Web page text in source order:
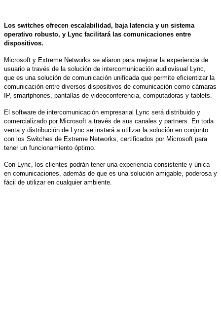
Los switches ofrecen escalabilidad, baja latencia y un sistema
operativo robusto, y Lync facilitará las comunicaciones entre
dispositivos.
Microsoft y Extreme Networks se aliaron para mejorar la experiencia de
usuario a través de la solución de intercomunicación audiovisual Lync,
que es una solución de comunicación unificada que permite eficientizar la
comunicación entre diversos dispositivos de comunicación como cámaras
IP, smartphones, pantallas de videoconferencia, computadoras y tablets.
El software de intercomunicación empresarial Lync será distribuido y
comercializado por Microsoft a través de sus canales y partners. En toda
venta y distribución de Lync se instará a utilizar la solución en conjunto
con los Switches de Extreme Networks, certificados por Microsoft para
tener un funcionamiento óptimo.
Con Lync, los clientes podrán tener una experiencia consistente y única
en comunicaciones, además de que es una solución amigable, poderosa y
fácil de utilizar en cualquier ambiente.